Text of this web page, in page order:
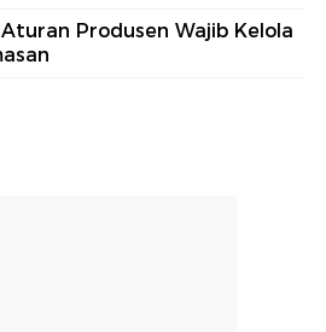
Produsen Wajib Kelola